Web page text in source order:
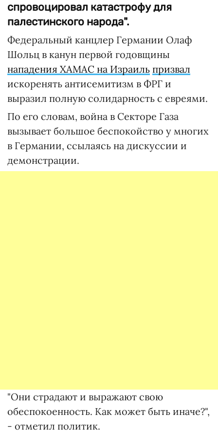
спровоцировал катастрофу для
палестинского народа".
Федеральный канцлер Германии Олаф
Шольц в канун первой годовщины
нападения ХАМАС на Израиль призвал
искоренять антисемитизм в ФРГ и
выразил полную солидарность с евреями.
По его словам, война в Секторе Газа
вызывает большое беспокойство у многих
в Германии, ссылаясь на дискуссии и
демонстрации.
"Они страдают и выражают свою
обеспокоенность. Как может быть иначе?",
- отметил политик.